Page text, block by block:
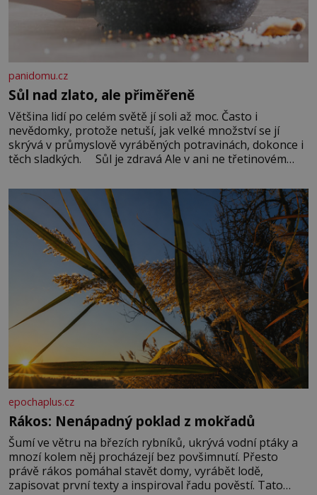
panidomu.cz
Sůl nad zlato, ale přiměřeně
Většina lidí po celém světě jí soli až moc. Často i
nevědomky, protože netuší, jak velké množství se jí
skrývá v průmyslově vyráběných potravinách, dokonce i
těch sladkých. Sůl je zdravá Ale v ani ne třetinovém
základní složky– sodík a chlór – jsou zásadní pro
správné hospodaření
epochaplus.cz
Rákos: Nenápadný poklad z mokřadů
Šumí ve větru na březích rybníků, ukrývá vodní ptáky a
mnozí kolem něj procházejí bez povšimnutí. Přesto
právě rákos pomáhal stavět domy, vyrábět lodě,
zapisovat první texty a inspiroval řadu pověstí. Tato